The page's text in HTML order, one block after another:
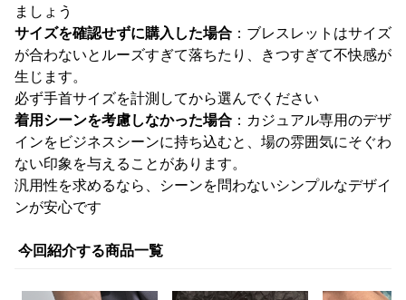
ましょう
サイズを確認せずに購入した場合 ：ブレスレットはサイズ
が合わないとルーズすぎて落ちたり、きつすぎて不快感が
生じます。
必ず手首サイズを計測してから選んでください
着用シーンを考慮しなかった場合 ：カジュアル専用のデザ
インをビジネスシーンに持ち込むと、場の雰囲気にそぐわ
ない印象を与えることがあります。
汎用性を求めるなら、シーンを問わないシンプルなデザイ
ンが安心です
今回紹介する商品一覧